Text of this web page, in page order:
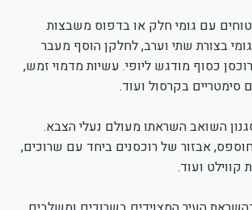
עם גומי חלק או בדפוס משבצות
בצורת שתי וערב, לחלקן הוסף מעבר
כסוף מודגש ליופי. עשיות מדמוי זמש,
סימטריים בקרסול ועוד.
השואב השראתו מעולם נעלי הצבא.
אבזור של רוכסנים ביחד עם שרוכים,
קווילט ועוד.